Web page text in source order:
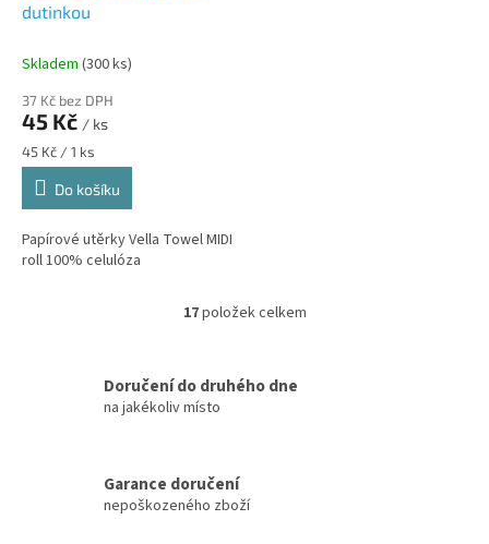
dutinkou
Skladem (300 ks)
37 Kč bez DPH
45 Kč / ks
Měrná
cena:
45 Kč / 1 ks
Do košíku
Papírové utěrky Vella Towel MIDI
roll 100% celulóza
O
á
r
17položek celkem
Doručení do druhého dne
na jakékoliv místo
Garance doručení
nepoškozeného zboží